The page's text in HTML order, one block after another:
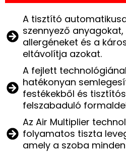
A tisztító
szennyező
allergéneket és a
eltávolítja azokat.
A fejlett
hatékonyan
festékekből és
felszabaduló
Az Air Multiplier
folyamatos tiszta
amely a szoba